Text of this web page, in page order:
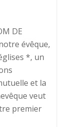
DE
évêque,
*, un
et la
veut
premier